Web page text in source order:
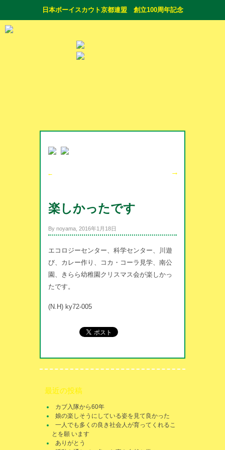
日本ボーイスカウト京都連盟 創立100周年記念
← →
楽しかったです
By noyama, 2016年1月18日
エコロジーセンター、科学センター、川遊
び、カレー作り、コカ・コーラ見学、南公
園、きらら幼稚園クリスマス会が楽しかっ
たです。
(N.H) ky72-005
最近の投稿
カブ入隊から60年
娘の楽しそうにしている姿を見て良かった
一人でも多くの良き社会人が育ってくれるこ
とを願 います
ありがとう